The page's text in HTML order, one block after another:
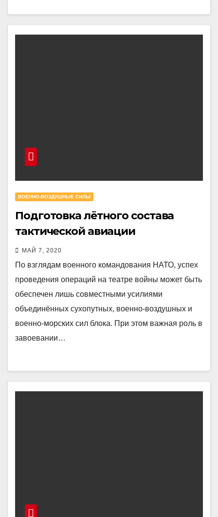
ВОЕННО-ВОЗДУШНЫЕ СИЛЫ
Подготовка лётного состава
тактической авиации
европейских стран НАТО
МАЙ 7, 2020
По взглядам военного командования НАТО, успех
проведения операций на театре войны может быть
обеспечен лишь совместными усилиями
объединённых сухопутных, военно-воздушных и
военно-морских сил блока. При этом важная роль в
завоевании…